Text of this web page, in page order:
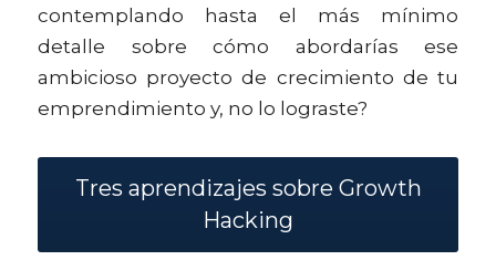
contemplando hasta el más mínimo
detalle sobre cómo abordarías ese
ambicioso proyecto de crecimiento de tu
emprendimiento y, no lo lograste?
Tres aprendizajes sobre Growth
Hacking